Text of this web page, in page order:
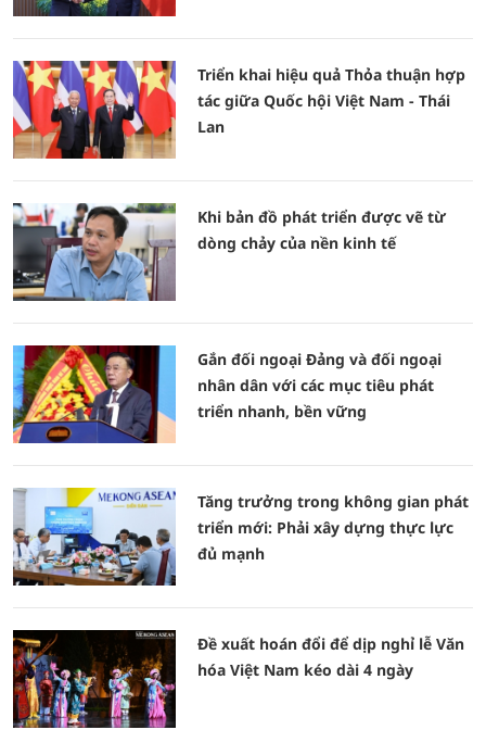
Triển khai hiệu quả Thỏa thuận hợp
tác giữa Quốc hội Việt Nam - Thái
Lan
Khi bản đồ phát triển được vẽ từ
dòng chảy của nền kinh tế
Gắn đối ngoại Đảng và đối ngoại
nhân dân với các mục tiêu phát
triển nhanh, bền vững
Tăng trưởng trong không gian phát
triển mới: Phải xây dựng thực lực
đủ mạnh
Đề xuất hoán đổi để dịp nghỉ lễ Văn
hóa Việt Nam kéo dài 4 ngày